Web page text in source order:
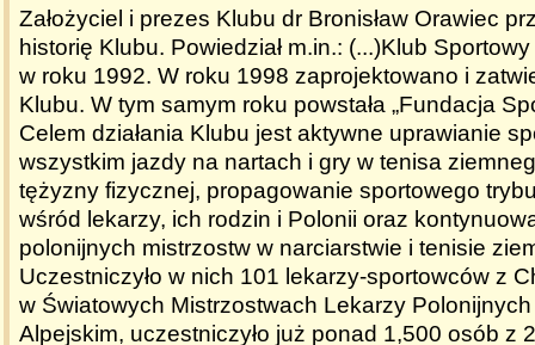
Założyciel i prezes Klubu dr Bronisław Orawiec
historię Klubu. Powiedział m.in.: (...)Klub Sportowy
w roku 1992. W roku 1998 zaprojektowano i
Klubu. W tym samym roku powstała „Fundacja
Celem działania Klubu jest aktywne uprawianie
wszystkim jazdy na nartach i gry w tenisa
tężyzny fizycznej, propagowanie sportowego
wśród lekarzy, ich rodzin i Polonii oraz
polonijnych mistrzostw w narciarstwie i tenisie
Uczestniczyło w nich 101 lekarzy-sportowców z
w Światowych Mistrzostwach Lekarzy
Alpejskim, uczestniczyło już ponad 1,500 osób z